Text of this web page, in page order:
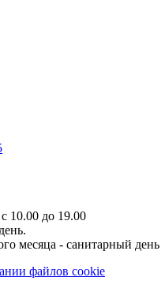
10.00 до 19.00
месяца - санитарный день
файлов cookie